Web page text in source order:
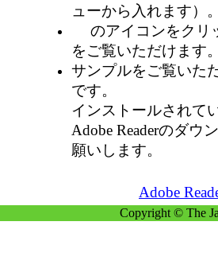
ューから入れます）
のアイコンをクリ
をご覧いただけます
サンプルをご覧いた
です。
インストールされて
Adobe Readerのダウ
願いします。
Adobe
Copyright © The